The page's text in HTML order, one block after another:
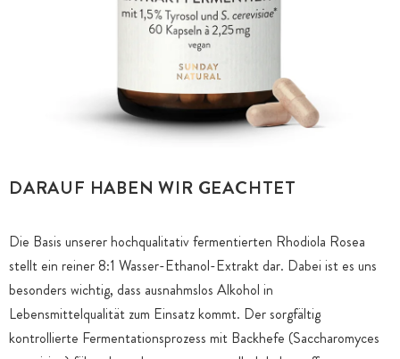
DARAUF HABEN WIR GEACHTET
Die Basis unserer hochqualitativ fermentierten Rhodiola Rosea
stellt ein reiner 8:1 Wasser-Ethanol-Extrakt dar. Dabei ist es uns
besonders wichtig, dass ausnahmslos Alkohol in
Lebensmittelqualität zum Einsatz kommt. Der sorgfältig
kontrollierte Fermentationsprozess mit Backhefe (Saccharomyces